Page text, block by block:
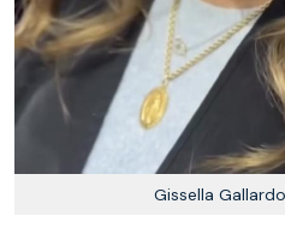
Gissella